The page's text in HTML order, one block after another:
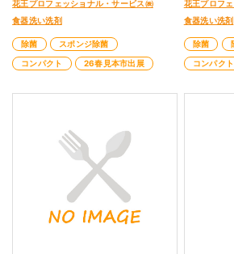
花王プロフェッショナル・サービス㈱
食器洗い洗剤
除菌
スポンジ除菌
コンパクト
26春見本市出展
花王プロフ
食器洗い洗剤
除菌
コンパクト